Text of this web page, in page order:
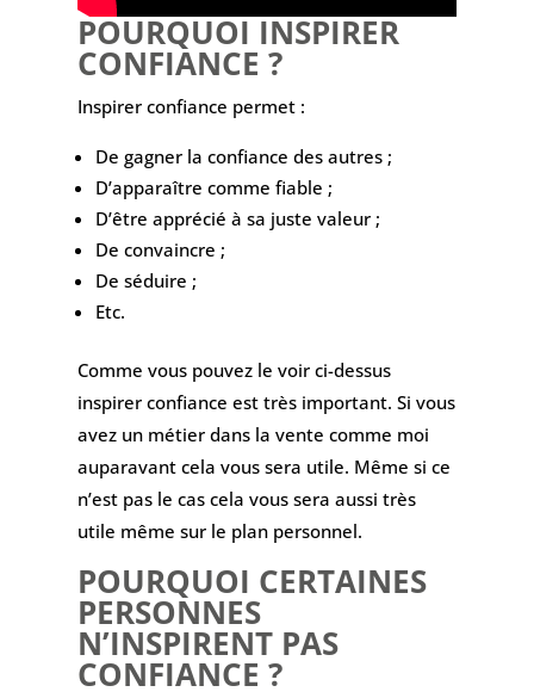
POURQUOI INSPIRER
CONFIANCE ?
Inspirer confiance permet :
De gagner la confiance des autres ;
D’apparaître comme fiable ;
D’être apprécié à sa juste valeur ;
De convaincre ;
De séduire ;
Etc.
Comme vous pouvez le voir ci-dessus
inspirer confiance est très important. Si vous
avez un métier dans la vente comme moi
auparavant cela vous sera utile. Même si ce
n’est pas le cas cela vous sera aussi très
utile même sur le plan personnel.
POURQUOI CERTAINES
PERSONNES
N’INSPIRENT PAS
CONFIANCE ?